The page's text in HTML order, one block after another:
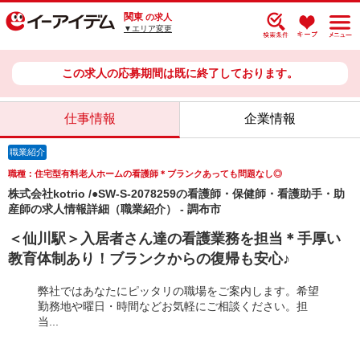
関東 の求人
▼エリア変更
この求人の応募期間は既に終了しております。
仕事情報 企業情報
職業紹介
職種：住宅型有料老人ホームの看護師＊ブランクあっても問題なし◎
株式会社kotrio /●SW-S-2078259の看護師・保健師・看護助手・助
産師の求人情報詳細（職業紹介） - 調布市
＜仙川駅＞入居者さん達の看護業務を担当＊手厚い
教育体制あり！ブランクからの復帰も安心♪
弊社ではあなたにピッタリの職場をご案内します。希望
勤務地や曜日・時間などお気軽にご相談ください。担
当...